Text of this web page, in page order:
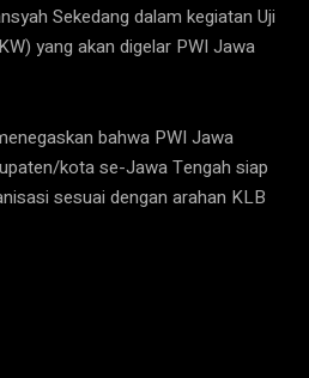
Sekedang dalam kegiatan Uji
yang akan digelar PWI Jawa
bahwa PWI Jawa
kota se-Jawa Tengah siap
sesuai dengan arahan KLB